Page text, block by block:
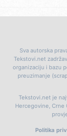
Sva autorska
Tekstovi.net
organizaciju i bazu
preuzimanje
Tekstovi.net je
Hercegovine, Crne
Politika